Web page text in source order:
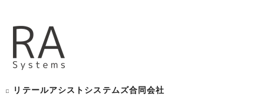
リテールアシストシステムズ合同会社